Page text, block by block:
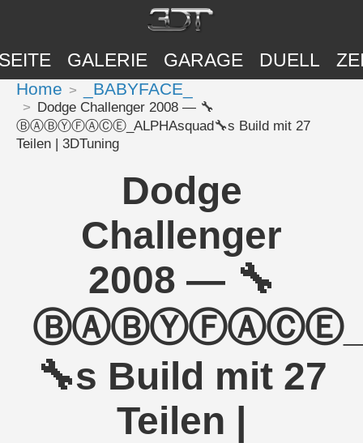
GALERIE GARAGE DUELL
Home _BABYFACE_
Dodge Challenger 2008 — 🔧
ⒷⒶⒷⓎⒻⒶⒸⒺ_ALPHAsquad🔧s Build mit 27
Teilen | 3DTuning
Dodge
Challenger
2008 — 🔧
🔧s Build mit 27
Teilen |